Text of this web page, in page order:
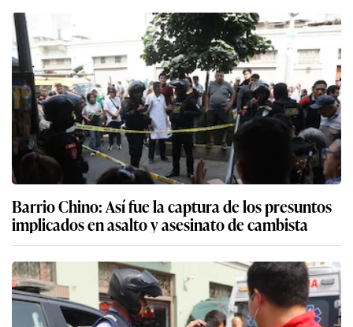
Barrio Chino: Así fue la captura de los presuntos
implicados en asalto y asesinato de cambista